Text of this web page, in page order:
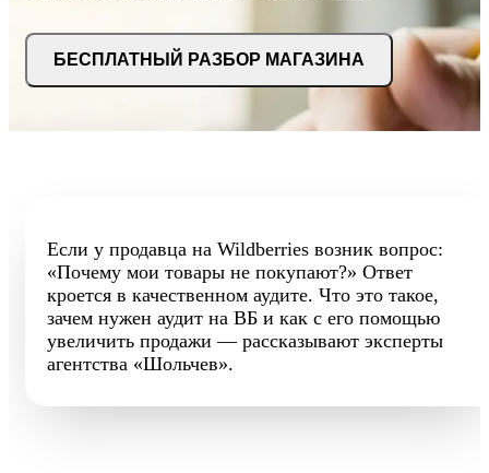
БЕСПЛАТНЫЙ РАЗБОР МАГАЗИНА
Если у продавца на Wildberries возник вопрос:
«Почему мои товары не покупают?» Ответ
кроется в качественном аудите. Что это такое,
зачем нужен аудит на ВБ и как с его помощью
увеличить продажи — рассказывают эксперты
агентства «Шольчев».